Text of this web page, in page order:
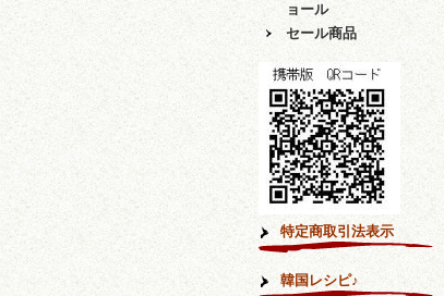
ョール
セール商品
特定商取引法表示
韓国レシピ♪